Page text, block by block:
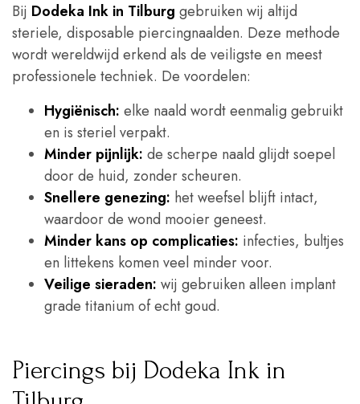
Bij Dodeka Ink in Tilburg gebruiken wij altijd
steriele, disposable piercingnaalden. Deze methode
wordt wereldwijd erkend als de veiligste en meest
professionele techniek. De voordelen:
Hygiënisch: elke naald wordt eenmalig gebruikt
en is steriel verpakt.
Minder pijnlijk: de scherpe naald glijdt soepel
door de huid, zonder scheuren.
Snellere genezing: het weefsel blijft intact,
waardoor de wond mooier geneest.
Minder kans op complicaties: infecties, bultjes
en littekens komen veel minder voor.
Veilige sieraden: wij gebruiken alleen implant
grade titanium of echt goud.
Piercings bij Dodeka Ink in